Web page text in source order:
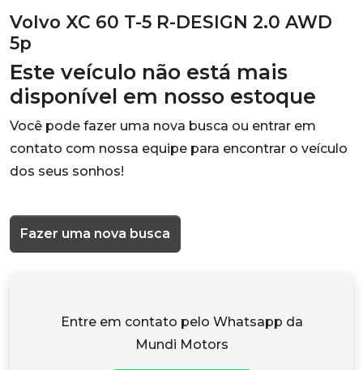
Volvo XC 60 T-5 R-DESIGN 2.0 AWD
5p
Este veículo não está mais
disponível em nosso estoque
Você pode fazer uma nova busca ou entrar em
contato com nossa equipe para encontrar o veículo
dos seus sonhos!
Fazer uma nova busca
Entre em contato pelo Whatsapp da
Mundi Motors